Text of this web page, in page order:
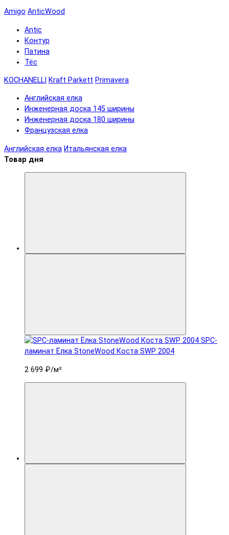
Amigo AnticWood
Antic
Контур
Патина
Тёс
KOCHANELLI Kraft Parkett Primavera
Английская елка
Инженерная доска 145 ширины
Инженерная доска 180 ширины
Французская елка
Английская елка Итальянская елка
Товар дня
SPC-
ламинат Ëлка StoneWood Коста SWP 2004
2 699 ₽/м²